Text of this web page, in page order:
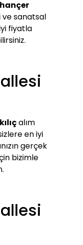
ve sanatsal
fiyatla
alım
en iyi
gerçek
bizimle